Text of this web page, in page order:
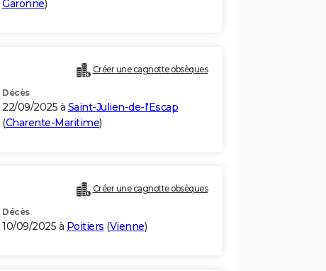
Garonne)
Créer une cagnotte obsèques
Décès
22/09/2025 à Saint-Julien-de-l'Escap
(Charente-Maritime)
Créer une cagnotte obsèques
Décès
10/09/2025 à Poitiers (Vienne)